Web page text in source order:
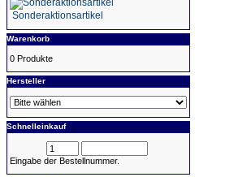
Sonderaktionsartikel
Warenkorb
0 Produkte
Hersteller
Schnelleinkauf
Eingabe der Bestellnummer.